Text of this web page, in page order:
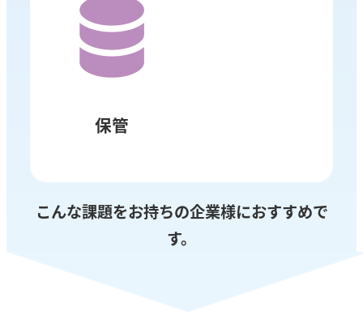
保管
こんな課題をお持ちの企業様におすすめで
す。